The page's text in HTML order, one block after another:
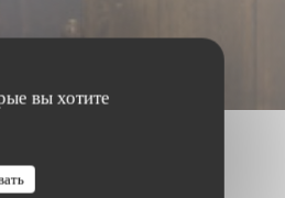
вы хотите